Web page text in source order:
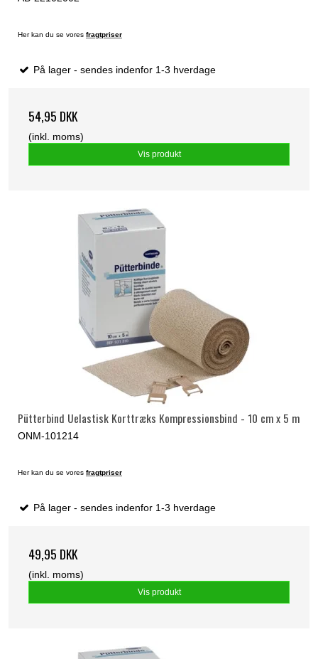
Her kan du se vores fragtpriser
På lager - sendes indenfor 1-3 hverdage
54,95 DKK
(inkl. moms)
Vis produkt
Pütterbind Uelastisk Korttræks Kompressionsbind - 10 cm x 5 m
ONM-101214
Her kan du se vores fragtpriser
På lager - sendes indenfor 1-3 hverdage
49,95 DKK
(inkl. moms)
Vis produkt